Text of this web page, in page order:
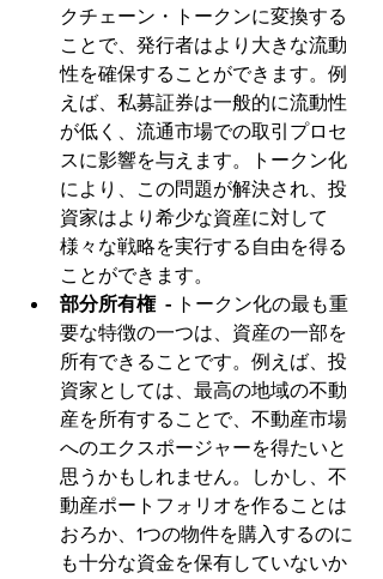
クチェーン・トークンに変換する
ことで、発行者はより大きな流動
性を確保することができます。例
えば、私募証券は一般的に流動性
が低く、流通市場での取引プロセ
スに影響を与えます。トークン化
により、この問題が解決され、投
資家はより希少な資産に対して
様々な戦略を実行する自由を得る
ことができます。
部分所有権  - トークン化の最も重
要な特徴の一つは、資産の一部を
所有できることです。例えば、投
資家としては、最高の地域の不動
産を所有することで、不動産市場
へのエクスポージャーを得たいと
思うかもしれません。しかし、不
動産ポートフォリオを作ることは
おろか、1つの物件を購入するのに
も十分な資金を保有していないか